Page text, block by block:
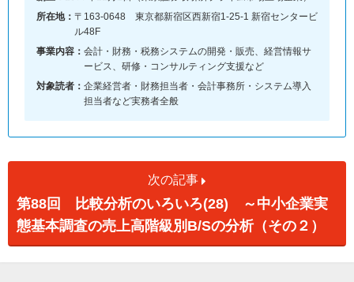
所在地： 〒163-0648 東京都新宿区西新宿1-25-1 新宿センタービ
ル48F
事業内容： 会計・財務・税務システムの開発・販売、経営情報サ
ービス、研修・コンサルティング支援など
対象読者： 企業経営者・財務担当者・会計事務所・システム導入
担当者など実務者全般
次の記事
第88回 比較分析のいろいろ(28) ～中小企業実
態基本調査の売上高階級別B/Sの分析（その２）